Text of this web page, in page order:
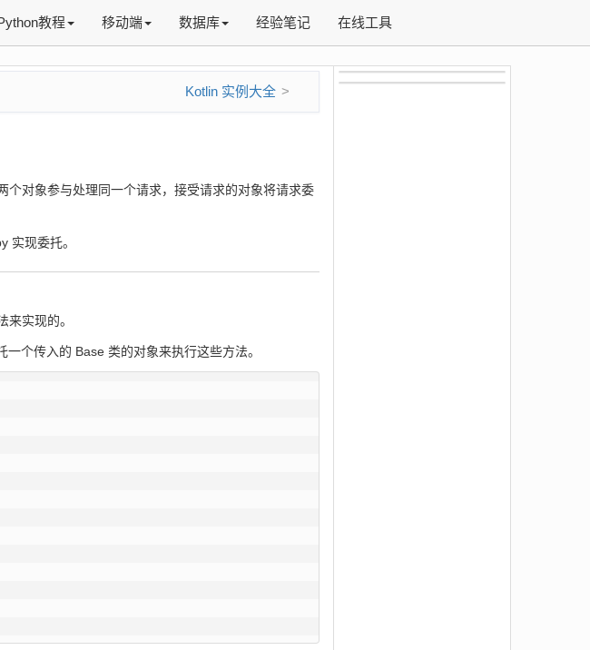
教程 移动端 数据库 经验笔记 在线工具
Kotlin 实例大全
对象参与处理同一个请求，接受请求的对象将请求委
实现委托。
实现的。
个传入的 Base 类的对象来执行这些方法。